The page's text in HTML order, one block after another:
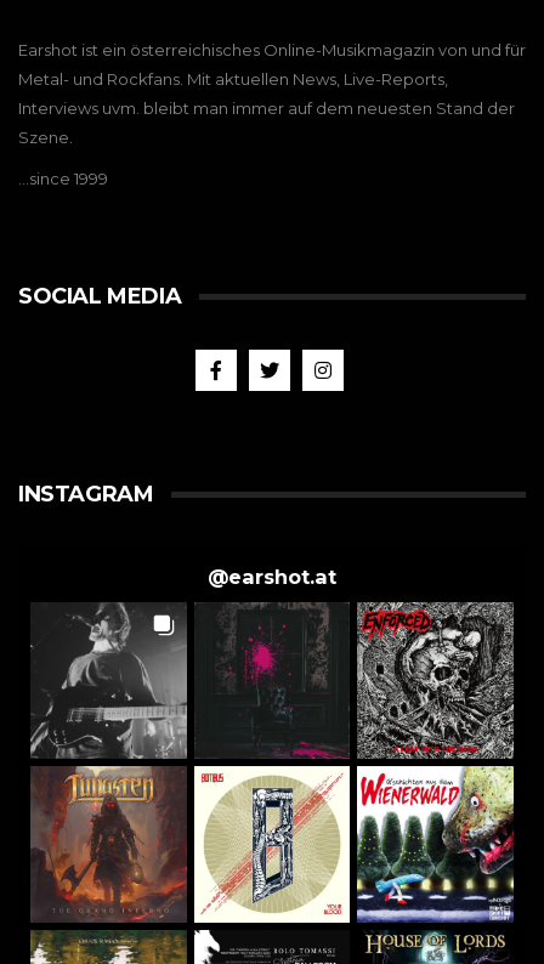
Earshot ist ein österreichisches Online-Musikmagazin von und für
Metal- und Rockfans. Mit aktuellen News, Live-Reports,
Interviews uvm. bleibt man immer auf dem neuesten Stand der
Szene.
…since 1999
SOCIAL MEDIA
INSTAGRAM
@earshot.at